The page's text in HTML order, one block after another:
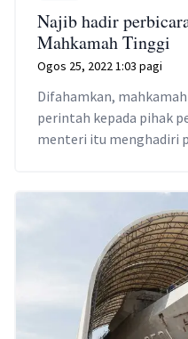
Najib hadir
Mahkamah Tinggi
Ogos 25, 2022 1:03 pagi
Difahamkan,
perintah kepada pihak
menteri itu menghadiri